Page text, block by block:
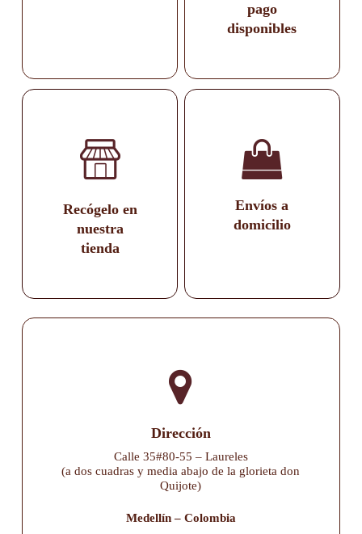
pago
disponibles
Recógelo en
nuestra
tienda
Envíos a
domicilio
Dirección
Calle 35#80-55 – Laureles
(a dos cuadras y media abajo de la glorieta don
Quijote)
Medellín – Colombia